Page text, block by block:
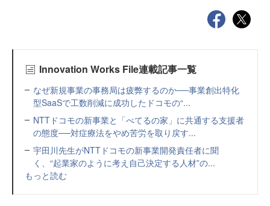
Innovation Works File連載記事一覧
なぜ新規事業の事務局は疲弊するのか──事業創出特化
型SaaSで工数削減に成功したドコモの“...
NTTドコモの新事業と「べてるの家」に共通する支援者
の態度──対症療法をやめ苦労を取り戻す...
宇田川先生がNTTドコモの新事業開発責任者に聞
く、“起業家のように考え自己決定する人材”の...
もっと読む